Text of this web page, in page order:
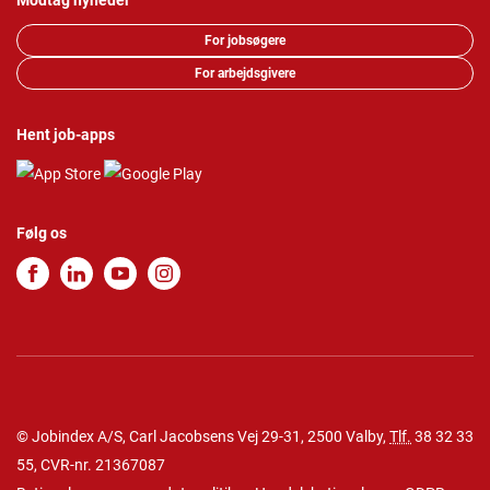
For jobsøgere
For arbejdsgivere
Hent job-apps
Følg os
© Jobindex A/S, Carl Jacobsens Vej 29-31, 2500 Valby, Tlf. 38 32 33
55, CVR-nr. 21367087